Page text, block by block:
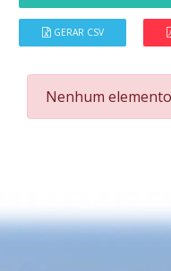
GERAR CSV
Nenhum